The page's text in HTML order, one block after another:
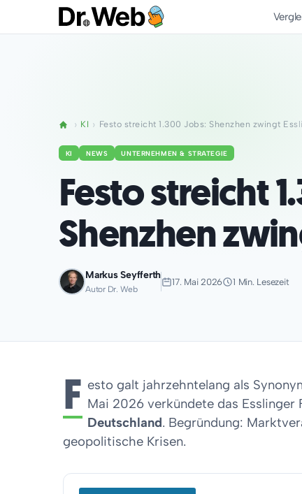
KI Festo streicht 1.300 Jobs: Shenzhen zwingt
KI NEWS UNTERNEHMEN & STRATEGIE
Festo streicht
Shenzhen
Markus Seyfferth
Autor Dr. Web
17. Mai 2026 1 Min. Lesezeit
F esto galt jahrzehntelang als
Mai 2026 verkündete das
Deutschland. Begründung:
geopolitische Krisen.